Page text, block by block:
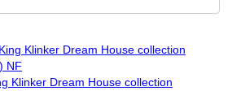
Klinker Dream House collection